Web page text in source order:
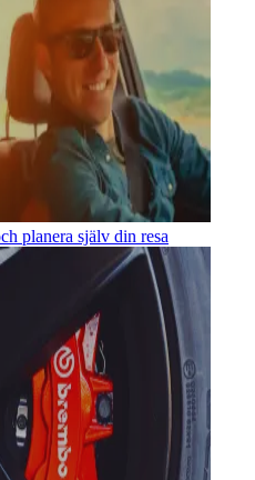
planera själv din resa